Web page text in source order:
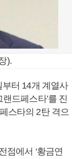
).
터 14개 계열사
드페스타’를 진
스타의 2탄 격으
점에서 ‘황금연